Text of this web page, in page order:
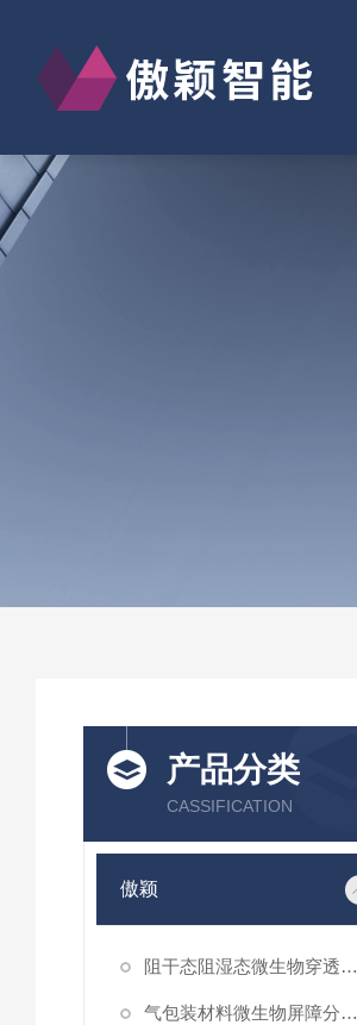
产品分类
CASSIFICATION
傲颖
阻干态阻湿态微生物穿透性能测试仪
气包装材料微生物屏障分等试验仪